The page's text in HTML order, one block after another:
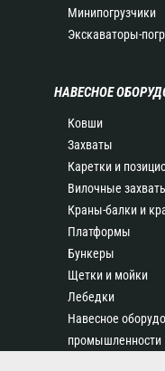
Минипогрузчики
Экскаваторы-
НАВЕСНОЕ
Ковши
Захваты
Каретки и
Вилочные
Краны-балки и
Платформы
Бункеры
Щетки и мойки
Лебедки
Навесное
промышленности